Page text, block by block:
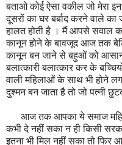
बताओ कोई ऐसा वकील जो मेरा
दूसरों का घर बर्बाद करने वाले
हालत होती है । मैं आपसे सवाल
कानून होने के बावजूद आज तक
कानून बन जाने से बहुओं को
बलात्कारी बलात्कार कर के
वाली महिलाओं के साथ भी होने
दुश्मन बन जाता है तो जो पत्नी
आज तक आपका ये समाज
कभी दे नहीं सका न ही किसी
इतना भी मिल नहीं सका तो फिर